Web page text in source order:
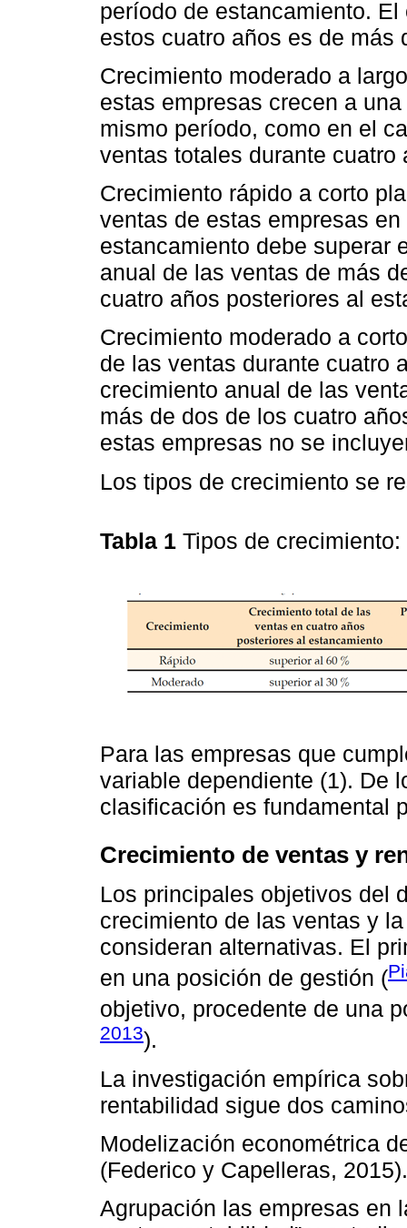
período de estancamiento.
estos cuatro años es de más
Crecimiento moderado a
estas empresas crecen a
mismo período, como en el
ventas totales durante
Crecimiento rápido a corto
ventas de estas empresas
estancamiento debe superar
anual de las ventas de más
cuatro años posteriores al
Crecimiento moderado a
de las ventas durante cuatro
crecimiento anual de las
más de dos de los cuatro
estas empresas no se
Los tipos de crecimiento se
Tabla 1 Tipos de
Para las empresas que
variable dependiente (1). De
clasificación es fundamental
Crecimiento de ventas y
Los principales objetivos del
crecimiento de las ventas y
consideran alternativas. El
en una posición de gestión (
objetivo, procedente de una
2013).
La investigación empírica
rentabilidad sigue dos
Modelización econométrica
(Federico y Capelleras, 2015).
Agrupación las empresas en